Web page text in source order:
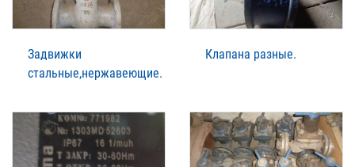
Задвижки
стальные,нержавеющие.
Клапана разные.